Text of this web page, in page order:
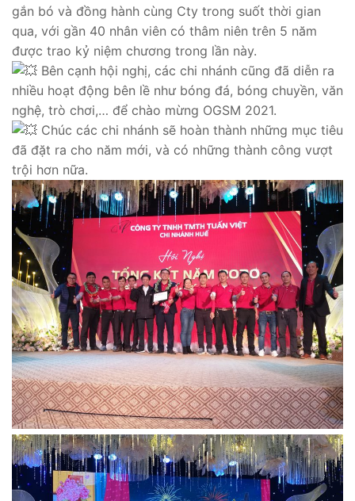
gắn bó và đồng hành cùng Cty trong suốt thời gian
qua, với gần 40 nhân viên có thâm niên trên 5 năm
được trao kỷ niệm chương trong lần này.
Bên cạnh hội nghị, các chi nhánh cũng đã diễn ra
nhiều hoạt động bên lề như bóng đá, bóng chuyền, văn
nghệ, trò chơi,… để chào mừng OGSM 2021.
Chúc các chi nhánh sẽ hoàn thành những mục tiêu
đã đặt ra cho năm mới, và có những thành công vượt
trội hơn nữa.